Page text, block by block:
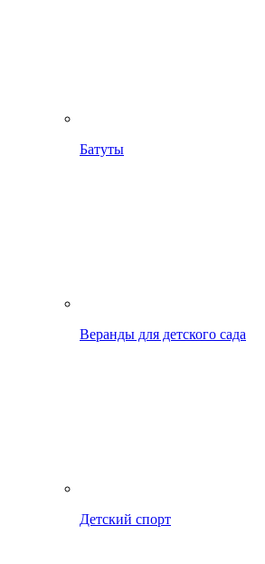
Батуты
Веранды для детского сада
Детский спорт